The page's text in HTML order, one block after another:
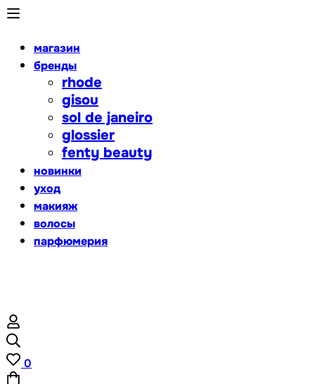
магазин
бренды
rhode
gisou
sol de janeiro
glossier
fenty beauty
новинки
уход
макияж
волосы
парфюмерия
0